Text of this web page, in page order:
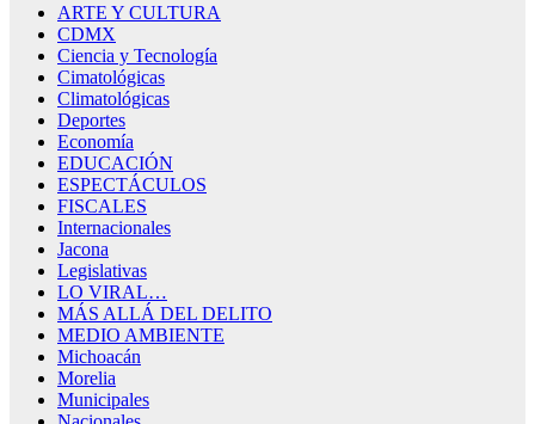
ARTE Y CULTURA
CDMX
Ciencia y Tecnología
Cimatológicas
Climatológicas
Deportes
Economía
EDUCACIÓN
ESPECTÁCULOS
FISCALES
Internacionales
Jacona
Legislativas
LO VIRAL…
MÁS ALLÁ DEL DELITO
MEDIO AMBIENTE
Michoacán
Morelia
Municipales